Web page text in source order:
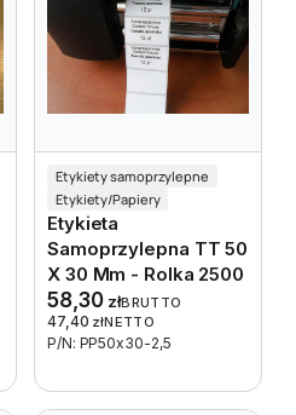
Etykiety samoprzylepne
Etykiety/Papiery
Etykieta
Samoprzylepna TT 50
X 30 Mm - Rolka 2500
58,30 złBRUTTO
47,40 złNETTO
P/N: PP50x30-2,5